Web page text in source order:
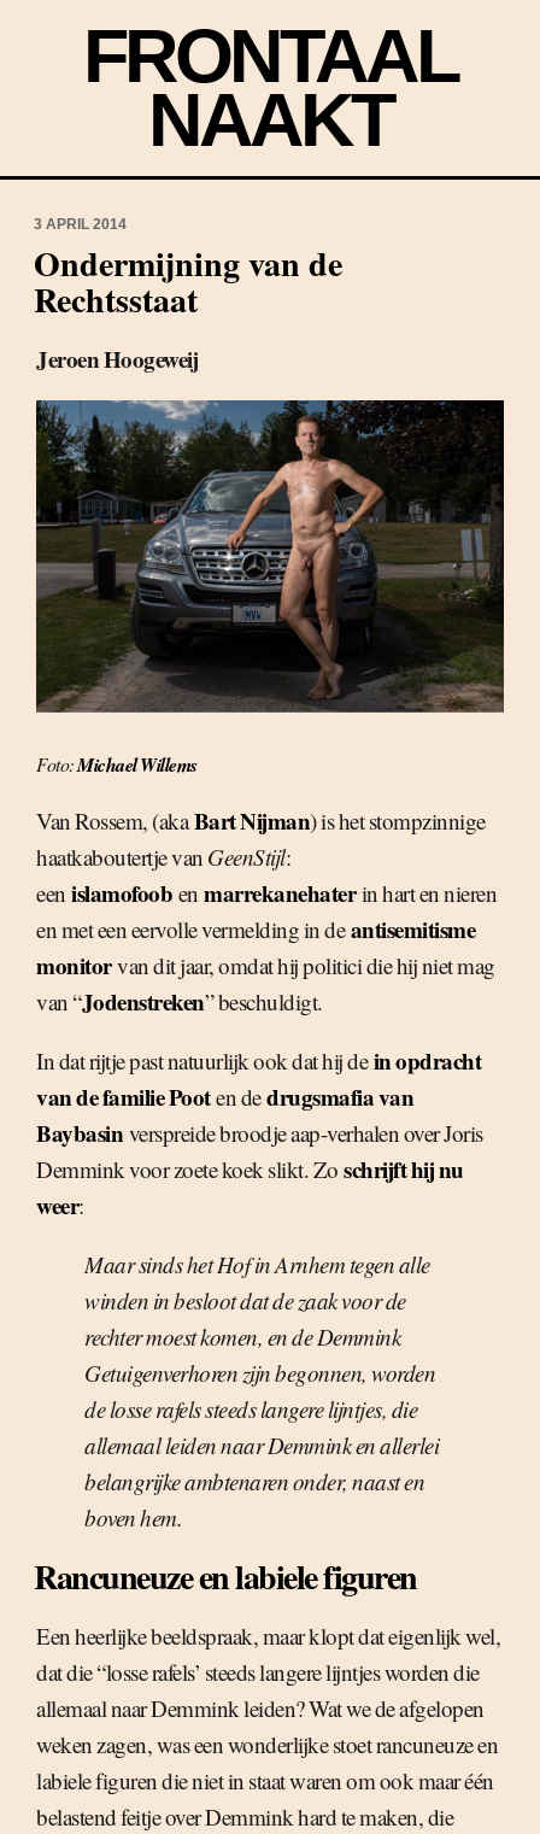
FRONTAAL
NAAKT
3 APRIL 2014
Ondermijning van de
Rechtsstaat
Jeroen Hoogeweij
Foto:Michael Willems
Van Rossem, (akaBart Nijman) is het stompzinnige
haatkaboutertje van GeenStijl:
een islamofoob en marrekanehaterin hart en nieren
en met een eervolle vermelding in deantisemitisme
monitorvan dit jaar, omdat hij politici die hij niet mag
van “Jodenstreken” beschuldigt.
In dat rijtje past natuurlijk ook dat hij dein opdracht
van de familie Pooten dedrugsmafia van
Baybasinverspreide broodje aap-verhalen over Joris
Demmink voor zoete koek slikt. Zo schrijft hij nu
weer:
Maar sinds het Hof in Arnhem tegen alle
winden in besloot dat de zaak voor de
rechter moest komen, en de Demmink
Getuigenverhoren zijn begonnen, worden
de losse rafels steeds langere lijntjes, die
allemaal leiden naar Demmink en allerlei
belangrijke ambtenaren onder, naast en
boven hem.
Rancuneuze en labiele figuren
Een heerlijke beeldspraak, maar klopt dat eigenlijk wel,
dat die “losse rafels’ steeds langere lijntjes worden die
allemaal naar Demmink leiden? Wat we de afgelopen
weken zagen, was een wonderlijke stoet rancuneuze en
labiele figuren die niet in staat waren om ook maar één
belastend feitje over Demmink hard te maken, die